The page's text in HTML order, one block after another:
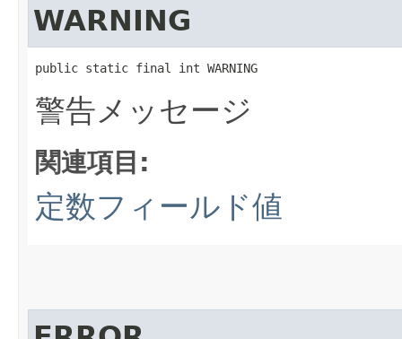
WARNING
public static final int WARNING
警告メッセージ
関連項目:
定数フィールド値